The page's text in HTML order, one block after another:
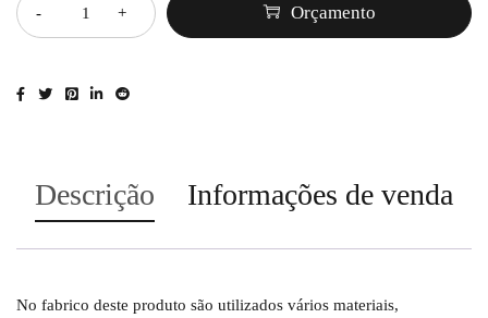
Orçamento
Descrição Informações de venda
No fabrico deste produto são utilizados vários materiais,